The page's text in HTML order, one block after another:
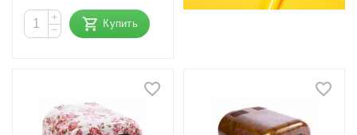
+
−
Купить